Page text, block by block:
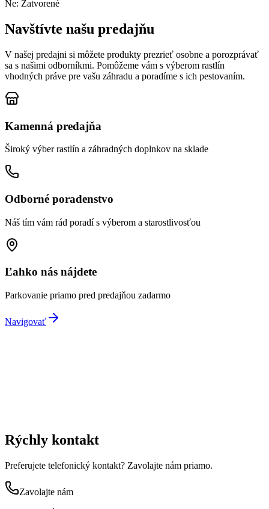
Ne: Zatvorené
Navštívte našu predajňu
V našej predajni si môžete produkty prezrieť osobne a porozprávať
sa s našimi odborníkmi. Pomôžeme vám s výberom rastlín
vhodných práve pre vašu záhradu a poradíme s ich pestovaním.
Kamenná predajňa
Široký výber rastlín a záhradných doplnkov na sklade
Odborné poradenstvo
Náš tím vám rád poradí s výberom a starostlivosťou
Ľahko nás nájdete
Parkovanie priamo pred predajňou zadarmo
Navigovať
Rýchly kontakt
Preferujete telefonický kontakt? Zavolajte nám priamo.
Zavolajte nám